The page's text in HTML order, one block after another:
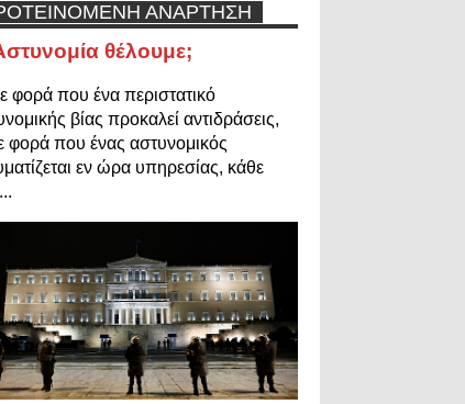
ΑΝΑΡΤΗΣΗ
θέλουμε;
φορά που ένα περιστατικό
βίας προκαλεί αντιδράσεις,
φορά που ένας αστυνομικός
εν ώρα υπηρεσίας, κάθε